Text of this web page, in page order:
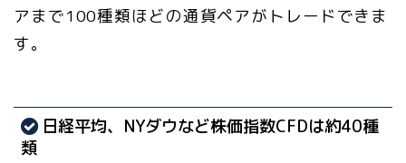
アまで100種類ほどの通貨ペアがトレードできま
す。
日経平均、NYダウなど株価指数CFDは約40種
類